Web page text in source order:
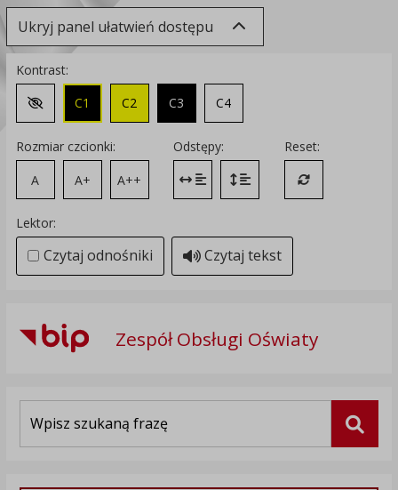
Ukryj panel ułatwień dostępu
Kontrast:
Zmień kontrast na domyślny
C1 C2 C3 C4
Rozmiar czcionki:
A
A+ A++
Odstępy:
Zmień odstęp między literami
Zmień interlinię i margines
Reset:
Przywróć
Lektor:
Czytaj odnośniki Czytaj tekst
Zespół Obsługi Oświaty